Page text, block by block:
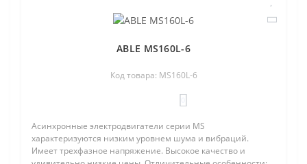
ABLE MS160L-6
Код товара: MS160L-6
Асинхронные электродвигатели серии MS
характеризуются низким уровнем шума и вибраций.
Имеет трехфазное напряжение. Высокое качество и